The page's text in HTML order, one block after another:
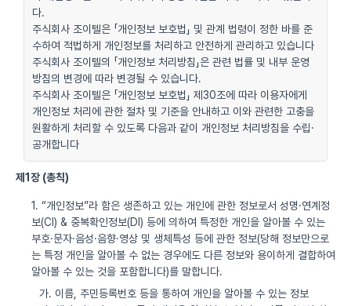
다.
주식회사 조이텔은 「개인정보 보호법」 및 관계 법령이 정한 바를 준
수하여 적법하게 개인정보를 처리하고 안전하게 관리하고 있습니다
주식회사 조이텔의 「개인정보 처리방침」은 관련 법률 및 내부 운영
방침의 변경에 따라 변경될 수 있습니다.
주식회사 조이텔은 「개인정보 보호법」 제30조에 따라 이용자에게
개인정보 처리에 관한 절차 및 기준을 안내하고 이와 관련한 고충을
원활하게 처리할 수 있도록 다음과 같이 개인정보 처리방침을 수립·
공개합니다
제1장 (총칙)
1. “개인정보”라 함은 생존하고 있는 개인에 관한 정보로서 성명·연계정
보(CI) & 중복확인정보(DI) 등에 의하여 특정한 개인을 알아볼 수 있는
부호·문자·음성·음향·영상 및 생체특성 등에 관한 정보(당해 정보만으로
는 특정 개인을 알아볼 수 없는 경우에도 다른 정보와 용이하게 결합하여
알아볼 수 있는 것을 포함합니다)를 말합니다.
가. 이름, 주민등록번호 등을 통하여 개인을 알아볼 수 있는 정보